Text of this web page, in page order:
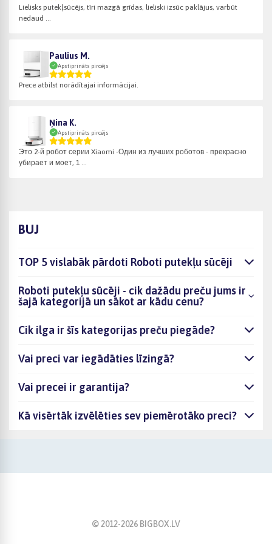
Lielisks putekļsūcējs, tīri mazgā grīdas, lieliski izsūc paklājus, varbūt
nedaud ...
Paulius M.
Apstiprināts pircējs
Prece atbilst norādītajai informācijai.
Ņina K.
Apstiprināts pircējs
Это 2-й робот серии Xiaomi -Один из лучших роботов - прекрасно
убирает и моет, 1 ...
BUJ
TOP 5 vislabāk pārdoti Roboti putekļu sūcēji
Roboti putekļu sūcēji - cik dažādu preču jums ir
šajā kategorijā un sākot ar kādu cenu?
Cik ilga ir šīs kategorijas preču piegāde?
Vai preci var iegādāties līzingā?
Vai precei ir garantija?
Kā visērtāk izvēlēties sev piemērotāko preci?
© 2012-2026 BIGBOX.LV